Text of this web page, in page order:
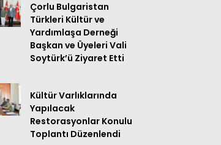
Çorlu Bulgaristan
Türkleri Kültür ve
Yardımlaşa Derneği
Başkan ve Üyeleri Vali
Soytürk’ü Ziyaret Etti
Kültür Varlıklarında
Yapılacak
Restorasyonlar Konulu
Toplantı Düzenlendi